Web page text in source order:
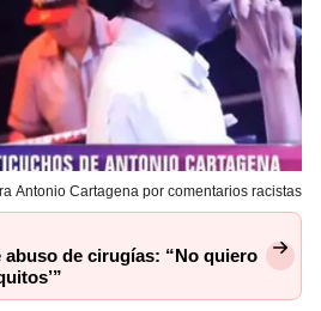
Antonio Cartagena por comentarios racistas
abuso de cirugías: “No quiero